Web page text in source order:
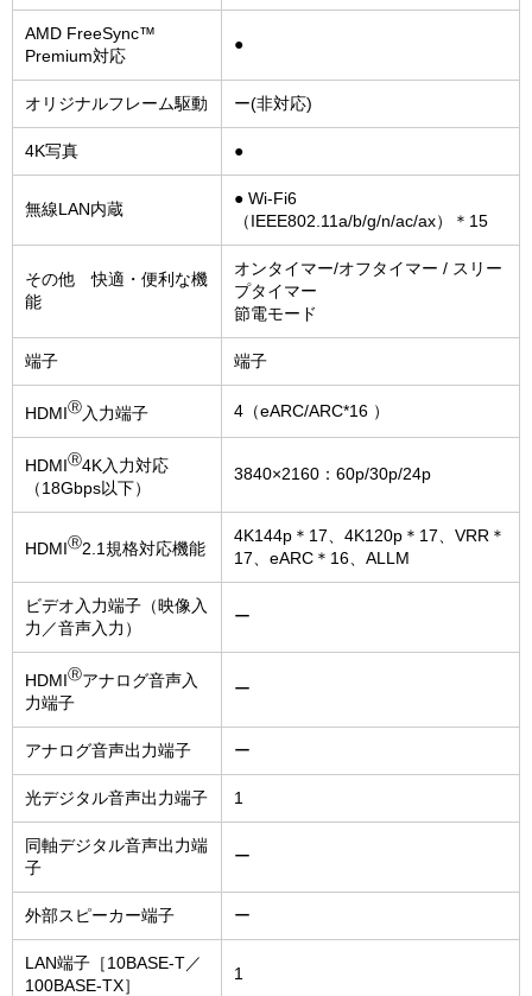
AMD FreeSync™
Premium対応
●
オリジナルフレーム駆動 ー(非対応)
4K写真 ●
無線LAN内蔵
● Wi-Fi6
（IEEE802.11a/b/g/n/ac/ax）＊15
その他 快適・便利な機
能
オンタイマー/オフタイマー / スリー
プタイマー
節電モード
端子 端子
HDMIⓇ 入力端子 4（eARC/ARC*16 ）
HDMIⓇ4K入力対応
（18Gbps以下）
3840×2160：60p/30p/24p
HDMIⓇ2.1規格対応機能
4K144p＊17、4K120p＊17、VRR＊
17、eARC＊16、ALLM
ビデオ入力端子（映像入
力／音声入力）
ー
HDMIⓇアナログ音声入
力端子
ー
アナログ音声出力端子 ー
光デジタル音声出力端子 1
同軸デジタル音声出力端
子
ー
外部スピーカー端子 ー
LAN端子［10BASE-T／
100BASE-TX］
1